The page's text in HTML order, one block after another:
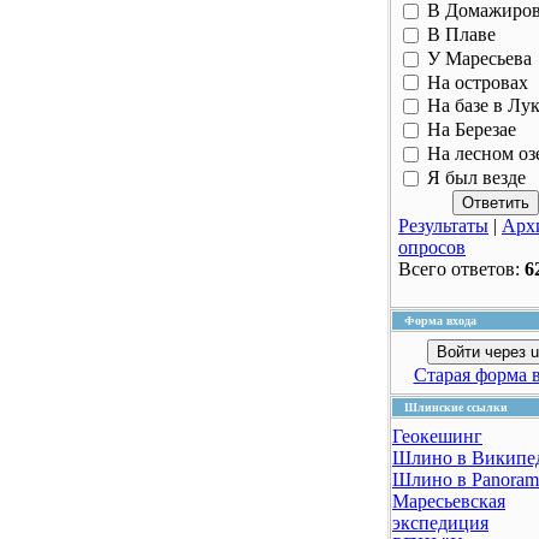
В
В Плаве
У Маресьева
На островах
На базе в
На Березае
На лесном
Я был везде
Результаты |
опросов
Всего ответов:
Форма входа
Войти через
Старая форма
Шлинские ссылки
Геокешинг
Шлино в
Шлино в
Маресьевская
экспедиция